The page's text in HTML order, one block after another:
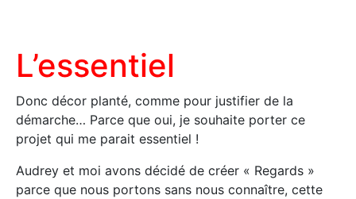
L’essentiel
Donc décor planté, comme pour justifier de la
démarche… Parce que oui, je souhaite porter ce
projet qui me parait essentiel !
Audrey et moi avons décidé de créer « Regards »
parce que nous portons sans nous connaître, cette